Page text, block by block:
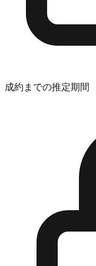
成約までの推定期間